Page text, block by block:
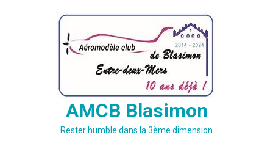
AMCB Blasimon
Rester humble dans la 3ème dimension